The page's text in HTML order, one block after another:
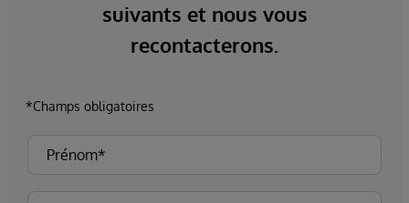
suivants et nous vous
recontacterons.
*Champs obligatoires